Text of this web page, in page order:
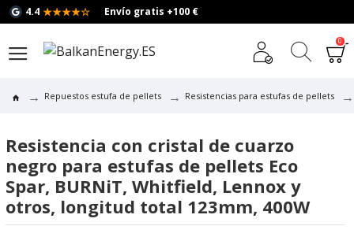
4.4 ★★★★☆ Envío gratis +100 €
0
Repuestos estufa de pellets Resistencias para estufas de pellets
Resistencia con cristal de cuarzo
negro para estufas de pellets Eco
Spar, BURNiT, Whitfield, Lennox y
otros, longitud total 123mm, 400W